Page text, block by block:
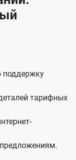
поддержку
тарифных